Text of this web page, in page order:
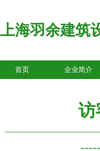
上海羽余建筑
首页 企业简介
访